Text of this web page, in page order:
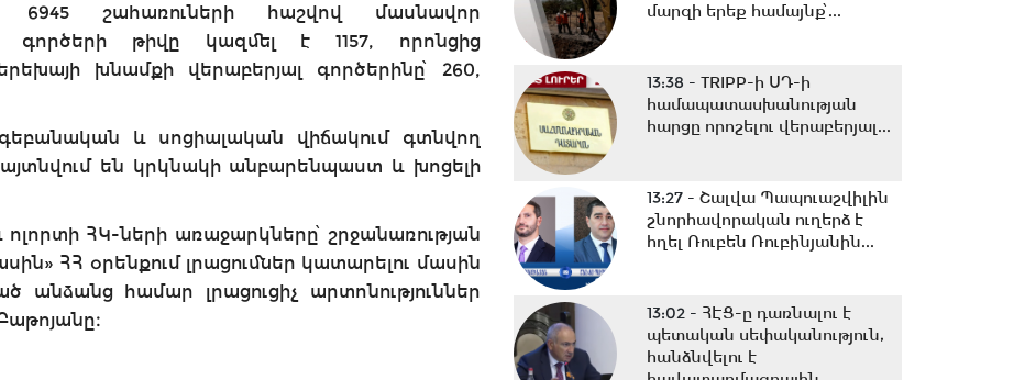
6945 շահառուների հաշվով մասնավոր
գործերի թիվը կազմել է 1157, որոնցից
երեխայի խնամքի վերաբերյալ գործերինը՝ 260,
և սոցիալական վիճակում գտնվող
են կրկնակի անբարենպաստ և խոցելի
ՀԿ-ների առաջարկները՝ շրջանառության
ՀՀ օրենքում լրացումներ կատարելու մասին
անձանց համար լրացուցիչ արտոնություններ
մարզի երեք համայնք՝...
13:38 - TRIPP-ի ՍԴ-ի
համապատասխանության
հարցը որոշելու վերաբերյալ...
13:27 - Շալվա Պապուաշվիլին
շնորհավորական ուղերձ է
հղել Ռուբեն Ռուբինյանին...
13:02 - ՀԷՑ-ը դառնալու է
պետական սեփականություն,
հանձնվելու է